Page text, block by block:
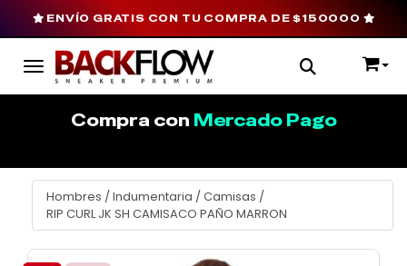
Toggle navigation
ENVÍO GRATIS CON TU COMPRA DE $150000
Compra con Mercado Pago
Hombres / Indumentaria / Camisas /
RIP CURL JK SH CAMISACO PAÑO MARRON